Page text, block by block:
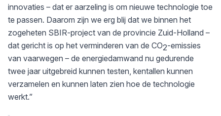
innovaties – dat er aarzeling is om nieuwe technologie toe
te passen. Daarom zijn we erg blij dat we binnen het
zogeheten SBIR-project van de provincie Zuid-Holland –
dat gericht is op het verminderen van de CO2-emissies
van vaarwegen – de energiedamwand nu gedurende
twee jaar uitgebreid kunnen testen, kentallen kunnen
verzamelen en kunnen laten zien hoe de technologie
werkt.”